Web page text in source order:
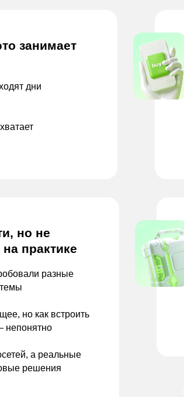
занимает
дни
хватает
разные
но как встроить
непонятно
а реальные
решения
но не
практике